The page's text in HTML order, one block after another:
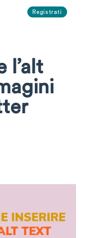
Registrati
l’alt